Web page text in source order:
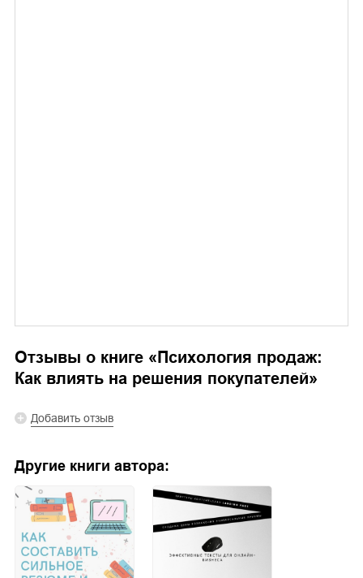
Отзывы о книге « Психология продаж:
Как влиять на решения покупателей»
Добавить отзыв
Другие книги автора: